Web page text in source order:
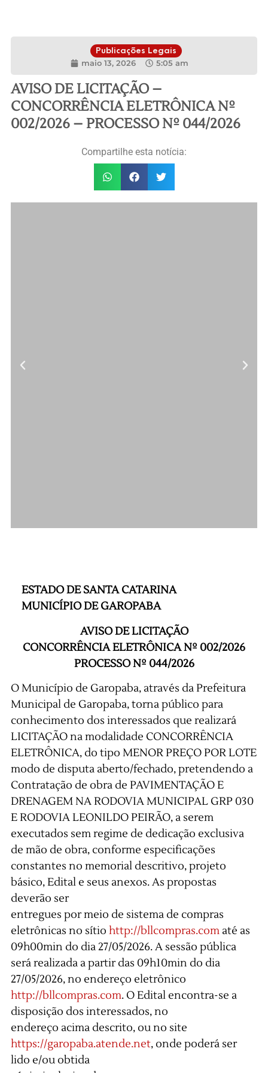
Publicações Legais
maio 13, 2026 5:05 am
AVISO DE LICITAÇÃO –
CONCORRÊNCIA ELETRÔNICA Nº
002/2026 – PROCESSO Nº 044/2026
Compartilhe esta notícia:
ESTADO DE SANTA CATARINA
MUNICÍPIO DE GAROPABA
AVISO DE LICITAÇÃO
CONCORRÊNCIA ELETRÔNICA Nº 002/2026
PROCESSO Nº 044/2026
O Município de Garopaba, através da Prefeitura
Municipal de Garopaba, torna público para
conhecimento dos interessados que realizará
LICITAÇÃO na modalidade CONCORRÊNCIA
ELETRÔNICA, do tipo MENOR PREÇO POR LOTE
modo de disputa aberto/fechado, pretendendo a
Contratação de obra de PAVIMENTAÇÃO E
DRENAGEM NA RODOVIA MUNICIPAL GRP 030
E RODOVIA LEONILDO PEIRÃO, a serem
executados sem regime de dedicação exclusiva
de mão de obra, conforme especificações
constantes no memorial descritivo, projeto
básico, Edital e seus anexos. As propostas
deverão ser
entregues por meio de sistema de compras
eletrônicas no sítio http://bllcompras.comaté as
09h00min do dia 27/05/2026. A sessão pública
será realizada a partir das 09h10min do dia
27/05/2026, no endereço eletrônico
http://bllcompras.com. O Edital encontra-se a
disposição dos interessados, no
endereço acima descrito, ou no site
https://garopaba.atende.net, onde poderá ser
lido e/ou obtida